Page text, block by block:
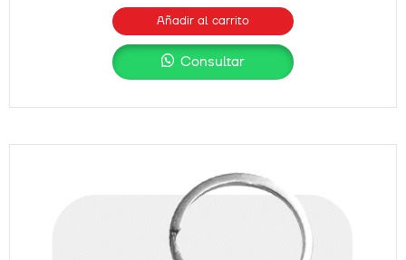
Añadir al carrito
Consultar